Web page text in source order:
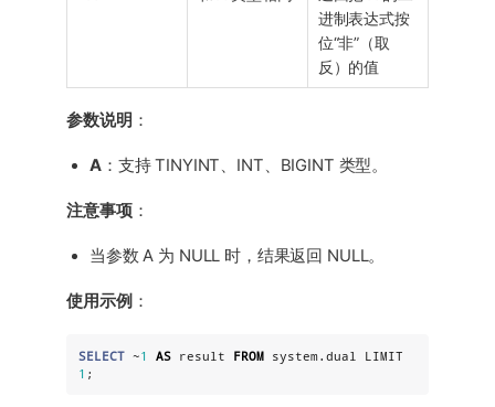
进制表达式按
位“非”（取
反）的值
参数说明 ：
A：支持 TINYINT、INT、BIGINT 类型。
注意事项：
当参数 A 为 NULL 时，结果返回 NULL。
使用示例 ：
SELECT ~1 AS result FROM
1 ;